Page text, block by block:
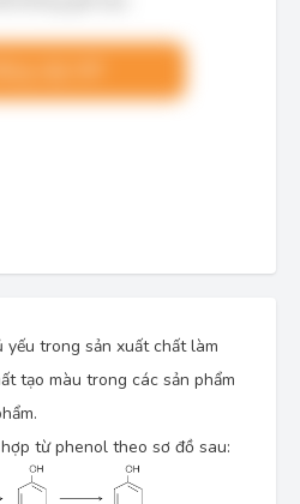
trong sản xuất chất làm
tạo màu trong các sản phẩm
từ phenol theo sơ đồ sau: